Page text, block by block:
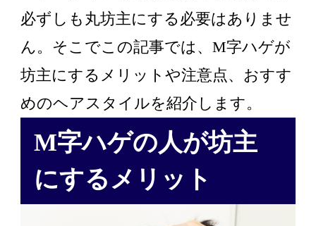
必ずしも丸坊主にする必要はありませ
ん。そこでこの記事では、M字ハゲが
坊主にするメリットや注意点、おすす
めのヘアスタイルを紹介します。
M字ハゲの人が坊主
にするメリット